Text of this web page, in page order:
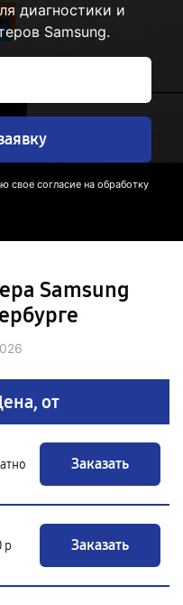
диагностики и
Samsung.
свое согласие на обработку
Samsung
от
Заказать
р Заказать